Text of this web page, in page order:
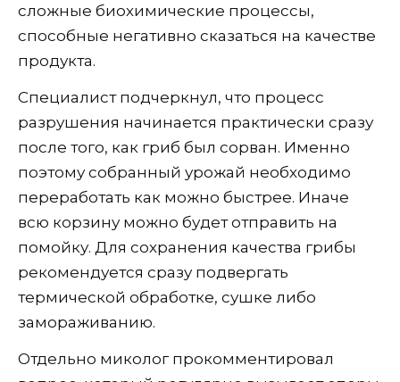
сложные биохимические процессы,
способные негативно сказаться на качестве
продукта.
Специалист подчеркнул, что процесс
разрушения начинается практически сразу
после того, как гриб был сорван. Именно
поэтому собранный урожай необходимо
переработать как можно быстрее. Иначе
всю корзину можно будет отправить на
помойку. Для сохранения качества грибы
рекомендуется сразу подвергать
термической обработке, сушке либо
замораживанию.
Отдельно миколог прокомментировал